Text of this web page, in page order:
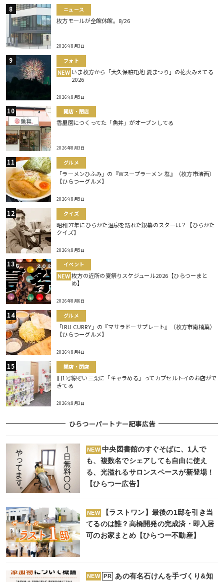
ニュース
枚方モールが全館休館。8/26
2026年8月3日
フォト
NEW いま枚方から「大久保駐屯地 夏まつり」の花火みえてる
2026
2026年8月5日
開店・閉店
香里園につくってた「魚丼」がオープンしてる
2026年8月3日
グルメ
「ラーメンひふみ」の『Wスープラーメン 塩』（枚方市渚西）
【ひらつーグルメ】
2026年8月5日
クイズ
昭和27年にひらかた温泉を訪れた銀幕のスターは？【ひらかた
クイズ】
2026年8月5日
イベント
NEW 枚方の近所の夏祭りスケジュール2026【ひらつーまと
め】
2026年8月6日
グルメ
「IRU CURRY」の『マサラドーサプレート』（枚方市南楠葉）
【ひらつーグルメ】
2026年8月4日
開店・閉店
旧1号線ぞい三栗に「キャラめる」ってカプセルトイのお店がで
きてる
2026年8月3日
ひらつーパートナー記事広告
NEW 中央図書館のすぐそばに、1人で
も、複数名でシェアしても自由に使え
る、光溢れるサロンスペースが新登場！
【ひらつー広告】
NEW
【ラストワン】最後の1邸を引き当
てるのは誰？高橋開発の完成済・即入居
可のお家まとめ【ひらつー不動産】
NEW PR あの有名石けんを手づくり&知